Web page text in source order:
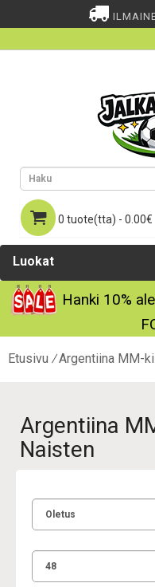
0 tuote(tta) - 0.00€
Luokat
Hanki 10%
Etusivu Argentiina MM-
Argentiina
Naisten